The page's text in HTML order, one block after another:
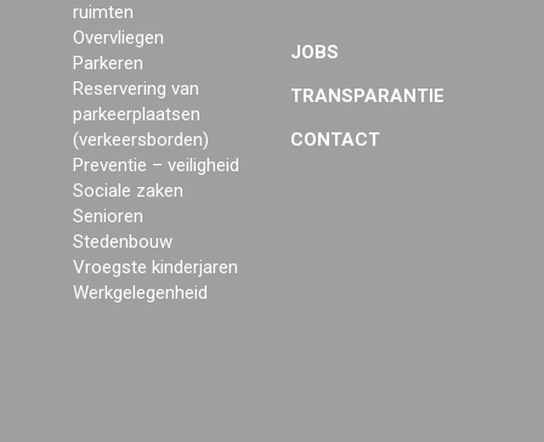
ruimten
Overvliegen
Parkeren
Reservering van
parkeerplaatsen
(verkeersborden)
Preventie – veiligheid
Sociale zaken
Senioren
Stedenbouw
Vroegste kinderjaren
Werkgelegenheid
JOBS
TRANSPARANTIE
CONTACT